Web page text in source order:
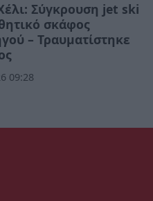
Σύγκρουση jet ski
σκάφος
– Τραυματίστηκε
09:28